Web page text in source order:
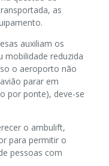
as
auxiliam os
mobilidade reduzida
o aeroporto não
parar em
por ponte), deve-se
o ambulift,
para permitir o
pessoas com